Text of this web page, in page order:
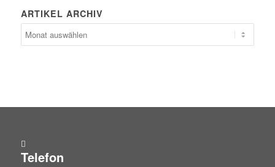
ARTIKEL ARCHIV
Telefon